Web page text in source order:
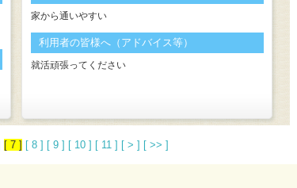
家から通いやすい
利用者の皆様へ（アドバイス等）
就活頑張ってください
[ 7 ] [ 8 ] [ 9 ] [ 10 ] [ 11 ] [ > ] [ >> ]